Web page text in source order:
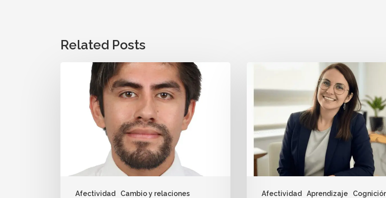
Related Posts
Afectividad Cambio y relaciones Afectividad Aprendizaje